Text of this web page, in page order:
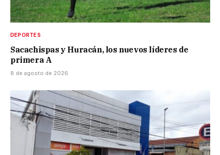
DEPORTES
Sacachispas y Huracán, los nuevos líderes de
primera A
8 de agosto de 2026